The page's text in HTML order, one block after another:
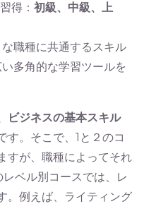
得： 初級、中級、上
職種に共通するスキル
多角的な学習ツールを
ビジネスの基本スキル
す。そこで、1と２のコ
すが、職種によってそれ
ベル別コースでは、レ
。例えば、ライティング